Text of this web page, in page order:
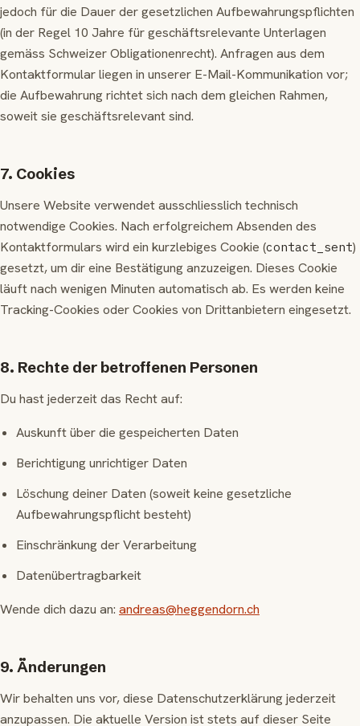
jedoch für die Dauer der gesetzlichen Aufbewahrungspflichten
(in der Regel 10 Jahre für geschäftsrelevante Unterlagen
gemäss Schweizer Obligationenrecht). Anfragen aus dem
Kontaktformular liegen in unserer E-Mail-Kommunikation vor;
die Aufbewahrung richtet sich nach dem gleichen Rahmen,
soweit sie geschäftsrelevant sind.
7. Cookies
Unsere Website verwendet ausschliesslich technisch
notwendige Cookies. Nach erfolgreichem Absenden des
Kontaktformulars wird ein kurzlebiges Cookie (contact_sent)
gesetzt, um dir eine Bestätigung anzuzeigen. Dieses Cookie
läuft nach wenigen Minuten automatisch ab. Es werden keine
Tracking-Cookies oder Cookies von Drittanbietern eingesetzt.
8. Rechte der betroffenen Personen
Du hast jederzeit das Recht auf:
Auskunft über die gespeicherten Daten
Berichtigung unrichtiger Daten
Löschung deiner Daten (soweit keine gesetzliche
Aufbewahrungspflicht besteht)
Einschränkung der Verarbeitung
Datenübertragbarkeit
Wende dich dazu an: andreas@heggendorn.ch
9. Änderungen
Wir behalten uns vor, diese Datenschutzerklärung jederzeit
anzupassen. Die aktuelle Version ist stets auf dieser Seite